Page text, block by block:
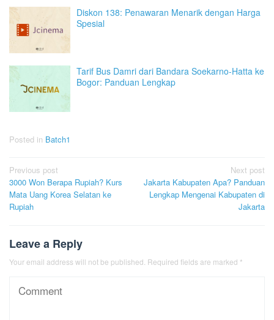
Diskon 138: Penawaran Menarik dengan Harga
Spesial
Tarif Bus Damri dari Bandara Soekarno-Hatta ke
Bogor: Panduan Lengkap
Posted in Batch1
Post
navigation
Previous post
3000 Won Berapa Rupiah? Kurs
Mata Uang Korea Selatan ke
Rupiah
Next post
Jakarta Kabupaten Apa? Panduan
Lengkap Mengenai Kabupaten di
Jakarta
Leave a Reply
Your email address will not be published. Required fields are marked *